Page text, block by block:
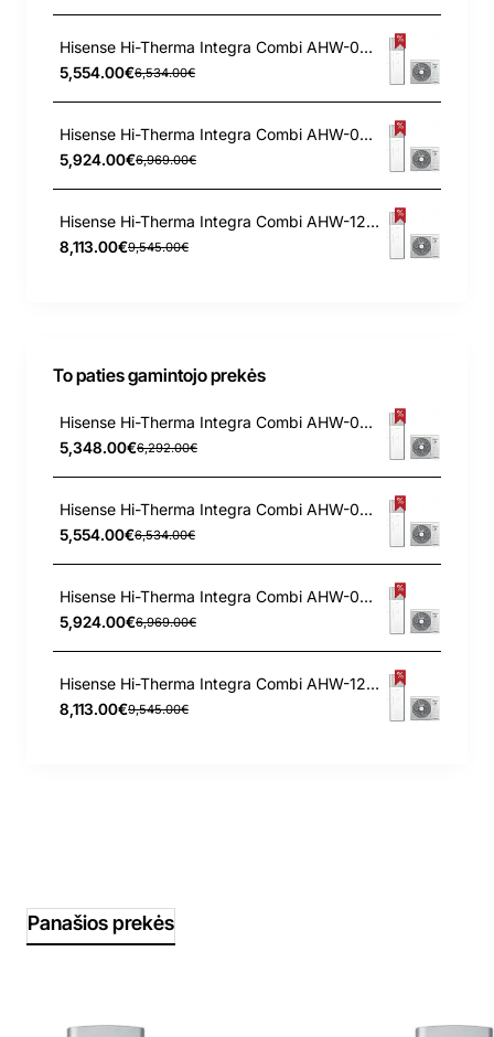
Hisense Hi-Therma Integra Combi AHW-060HCDS1 - AHS-060HCDSAA-23 6.0 kW oras-vanduo šilumos siurblys
5,554.00€6,534.00€
Hisense Hi-Therma Integra Combi AHW-080HCDS1 - AHS-080HCDSAA-23 8.0 kW oras-vanduo šilumos siurblys
5,924.00€6,969.00€
Hisense Hi-Therma Integra Combi AHW-120HEDS1 - AHS-120HEDSAA-23 12.0 kW oras-vanduo šilumos siurblys
8,113.00€9,545.00€
To paties gamintojo prekės
Hisense Hi-Therma Integra Combi AHW-044HCDS1 - AHS-044HCDSAA-23 4.4 kW oras-vanduo šilumos siurblys
5,348.00€6,292.00€
Hisense Hi-Therma Integra Combi AHW-060HCDS1 - AHS-060HCDSAA-23 6.0 kW oras-vanduo šilumos siurblys
5,554.00€6,534.00€
Hisense Hi-Therma Integra Combi AHW-080HCDS1 - AHS-080HCDSAA-23 8.0 kW oras-vanduo šilumos siurblys
5,924.00€6,969.00€
Hisense Hi-Therma Integra Combi AHW-120HEDS1 - AHS-120HEDSAA-23 12.0 kW oras-vanduo šilumos siurblys
8,113.00€9,545.00€
Panašios prekės